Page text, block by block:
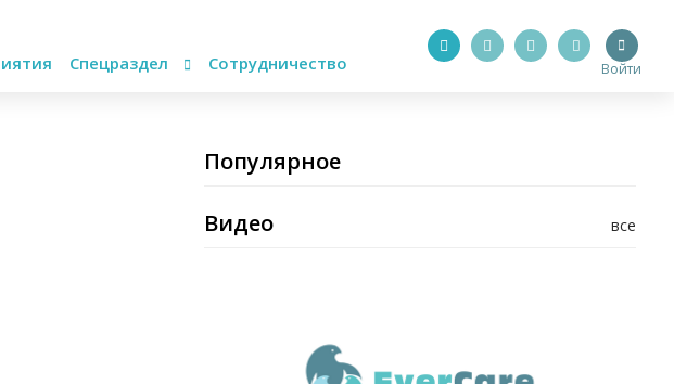
Спецраздел Сотрудничество Войти
Популярное
все
Видео